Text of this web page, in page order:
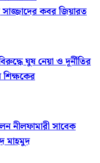
কবর জিয়ারত
ঘুষ নেয়া ও দূর্নীতির
শিক্ষকের
নীলফামারী সাবেক
মাহমুদ